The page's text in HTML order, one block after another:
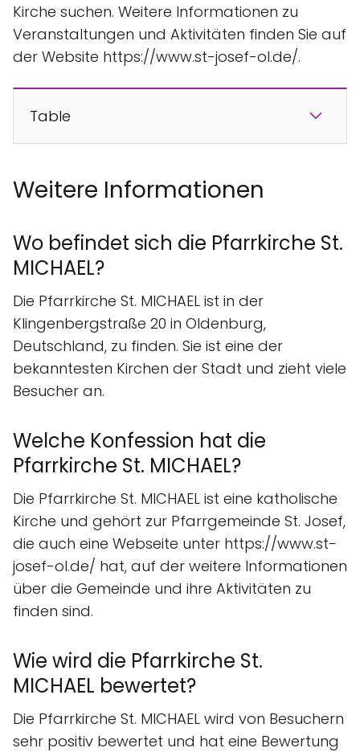
Kirche suchen. Weitere Informationen zu
Veranstaltungen und Aktivitäten finden Sie auf
der Website https://www.st-josef-ol.de/.
Table
Weitere Informationen
Wo befindet sich die Pfarrkirche St.
MICHAEL?
Die Pfarrkirche St. MICHAEL ist in der
Klingenbergstraße 20 in Oldenburg,
Deutschland, zu finden. Sie ist eine der
bekanntesten Kirchen der Stadt und zieht viele
Besucher an.
Welche Konfession hat die
Pfarrkirche St. MICHAEL?
Die Pfarrkirche St. MICHAEL ist eine katholische
Kirche und gehört zur Pfarrgemeinde St. Josef,
die auch eine Webseite unter https://www.st-
josef-ol.de/ hat, auf der weitere Informationen
über die Gemeinde und ihre Aktivitäten zu
finden sind.
Wie wird die Pfarrkirche St.
MICHAEL bewertet?
Die Pfarrkirche St. MICHAEL wird von Besuchern
sehr positiv bewertet und hat eine Bewertung